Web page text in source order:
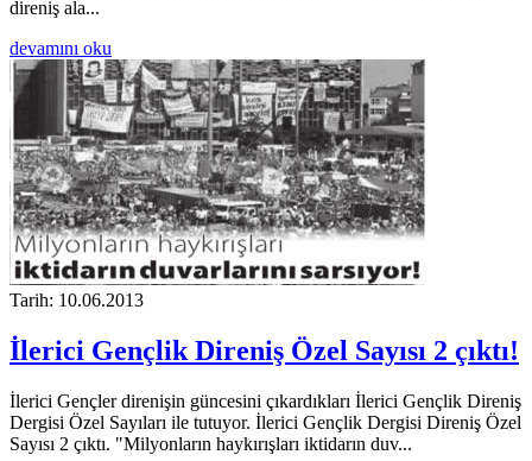
direniş ala...
devamını oku
Tarih: 10.06.2013
İlerici Gençlik Direniş Özel Sayısı 2 çıktı!
İlerici Gençler direnişin güncesini çıkardıkları İlerici Gençlik Direniş
Dergisi Özel Sayıları ile tutuyor. İlerici Gençlik Dergisi Direniş Özel
Sayısı 2 çıktı. "Milyonların haykırışları iktidarın duv...